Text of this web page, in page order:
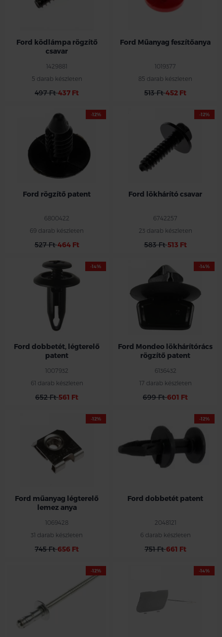
Ford ködlámpa rögzítő
csavar
1429881
5 darab készleten
497 Ft437 Ft
Ford Műanyag feszítőanya
1019377
85 darab készleten
513 Ft452 Ft
-12%
Ford rögzítő patent
6800422
69 darab készleten
527 Ft464 Ft
-12%
Ford lökhárító csavar
6742257
23 darab készleten
583 Ft513 Ft
-14%
Ford dobbetét, légterelő
patent
1007932
61 darab készleten
652 Ft561 Ft
-14%
Ford Mondeo lökhárítórács
rögzítő patent
6136432
17 darab készleten
699 Ft601 Ft
-12%
Ford műanyag légterelő
lemez anya
1069428
31 darab készleten
745 Ft656 Ft
-12%
Ford dobbetét patent
2048121
6 darab készleten
751 Ft661 Ft
-12% -14%